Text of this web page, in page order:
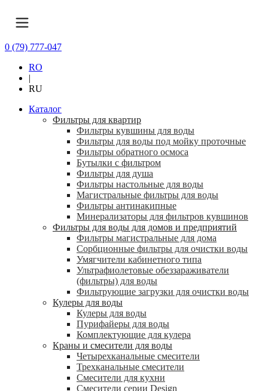
0 (79) 777-047
RO
|
RU
Каталог
Фильтры для квартир
Фильтры кувшины для воды
Фильтры для воды под мойку проточные
Фильтры обратного осмоса
Бутылки с фильтром
Фильтры для душа
Фильтры настольные для воды
Магистральные фильтры для воды
Фильтры антинакипные
Минерализаторы для фильтров кувшинов
Фильтры для воды для домов и предприятий
Фильтры магистральные для дома
Сорбционные фильтры для очистки воды
Умягчители кабинетного типа
Ультрафиолетовые обеззараживатели
(фильтры) для воды
Фильтрующие загрузки для очистки воды
Кулеры для воды
Кулеры для воды
Пурифайеры для воды
Комплектующие для кулера
Краны и смесители для воды
Четырехканальные смесители
Трехканальные смесители
Смесители для кухни
Смесители серии Design